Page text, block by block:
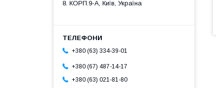
8. КОРП.9-А, Київ, Україна
+380 (63) 334-39-01
+380 (67) 487-14-17
+380 (63) 021-81-80